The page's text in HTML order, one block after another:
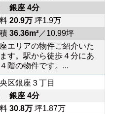
銀座 4分
20.9万坪1.9万
36.36m²／10.99坪
エリアの物件ご紹介いた
す。駅から徒歩４分にあ
階の物件です。...
区銀座３丁目
銀座 4分
30.8万坪1.87万